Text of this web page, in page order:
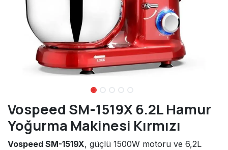
Vospeed SM-1519X 6.2L Hamur
Yoğurma Makinesi Kırmızı
Vospeed SM-1519X, güçlü 1500W motoru ve 6,2L